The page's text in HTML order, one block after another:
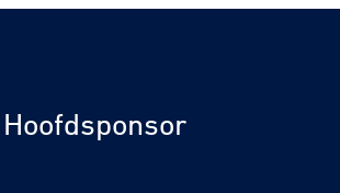
Hoofdsponsor